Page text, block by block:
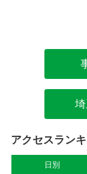
アクセスラン
日別